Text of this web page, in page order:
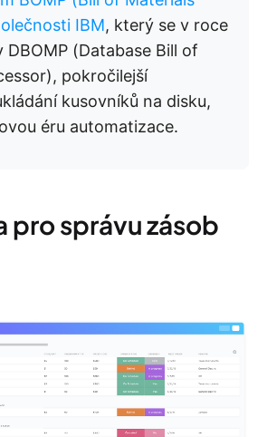
IBM, který se v roce
DBOMP (Database Bill of
pokročilejší
kusovníků na disku,
éru automatizace.
pro správu zásob